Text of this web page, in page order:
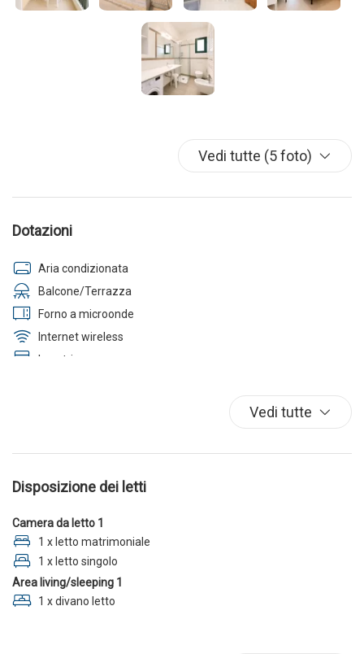
Vedi tutte (5 foto)
Dotazioni
Aria condizionata
Balcone/Terrazza
Forno a microonde
Internet wireless
Lavatrice
Vedi tutte
Disposizione dei letti
Camera da letto 1
1 x letto matrimoniale
1 x letto singolo
Area living/sleeping 1
1 x divano letto